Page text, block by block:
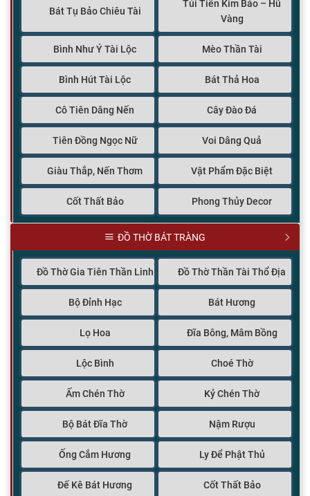
Bát Tụ Bảo Chiêu Tài
Túi Tiền Kim Bảo – Hũ
Vàng
Bình Như Ý Tài Lộc Mèo Thần Tài
Bình Hút Tài Lộc Bát Thả Hoa
Cô Tiên Dâng Nến Cây Đào Đá
Tiên Đồng Ngọc Nữ Voi Dâng Quả
Giàu Thắp, Nến Thơm Vật Phẩm Đặc Biệt
Cốt Thất Bảo Phong Thủy Decor
ĐỒ THỜ BÁT TRÀNG
Đồ Thờ Gia Tiên Thần Linh Đồ Thờ Thần Tài Thổ Địa
Bộ Đỉnh Hạc Bát Hương
Lọ Hoa Đĩa Bông, Mâm Bồng
Lộc Bình Choé Thờ
Ấm Chén Thờ Kỷ Chén Thờ
Bộ Bát Đĩa Thờ Nậm Rượu
Ống Cắm Hương Ly Để Phật Thủ
Đế Kê Bát Hương Cốt Thất Bảo